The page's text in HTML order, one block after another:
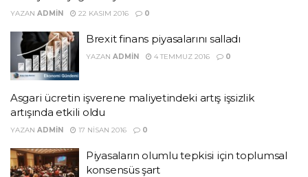
YAZAN ADMIN 22 KASIM 2016 0
Brexit finans piyasalarını salladı
YAZAN ADMIN 4 TEMMUZ 2016 0
Asgari ücretin işverene maliyetindeki artış işsizlik
artışında etkili oldu
YAZAN ADMIN 17 NISAN 2016 0
Piyasaların olumlu tepkisi için toplumsal
konsensüs şart